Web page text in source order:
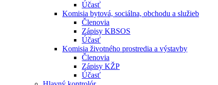
Účasť
Komisia bytová, sociálna, obchodu a služieb
Členovia
Zápisy KBSOS
Účasť
Komisia životného prostredia a výstavby
Členovia
Zápisy KŽP
Účasť